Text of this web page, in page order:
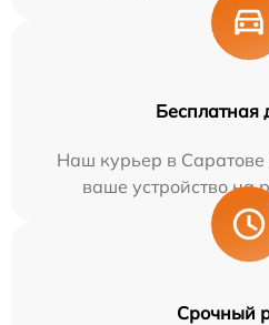
Бесплатная
Наш курьер в Саратове
ваше устройство на
Срочный